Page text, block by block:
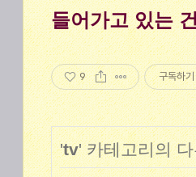
들어가고 있는
9 구독하기
'tv' 카테고리의